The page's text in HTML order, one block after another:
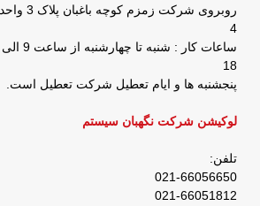
روبروی شرکت زمزم کوچه باغبان پلاک 3 واحد
4
ساعات کار : شنبه تا چهارشنبه از ساعت 9 الی
18
پنجشنبه ها و ایام تعطیل شرکت تعطیل است.
لوکیشن شرکت نگهبان سیستم
تلفن:
021-66056650
021-66051812